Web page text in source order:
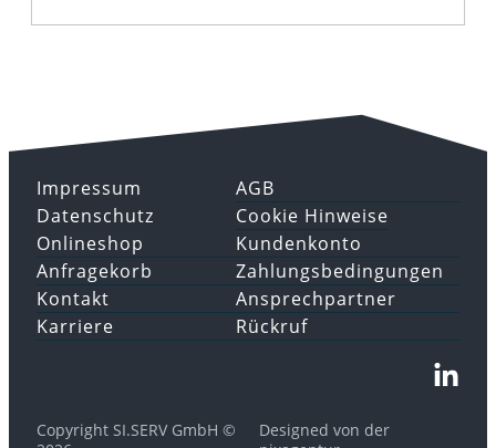
Impressum
Datenschutz
AGB
Cookie Hinweise
Onlineshop
Anfragekorb
Kundenkonto
Zahlungsbedingungen
Kontakt
Karriere
Ansprechpartner
Rückruf
Copyright SI.SERV GmbH ©
Designed von der